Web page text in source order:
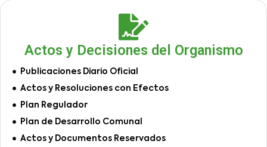
Actos y Decisiones del Organismo
Publicaciones Diario Oficial
Actos y Resoluciones con Efectos
Plan Regulador
Plan de Desarrollo Comunal
Actos y Documentos Reservados